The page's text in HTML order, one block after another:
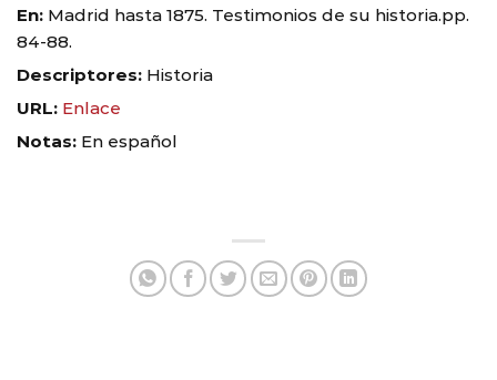
En: Madrid hasta 1875. Testimonios de su historia.pp.
84-88.
Descriptores: Historia
URL: Enlace
Notas: En español